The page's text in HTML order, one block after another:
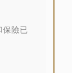
保險已